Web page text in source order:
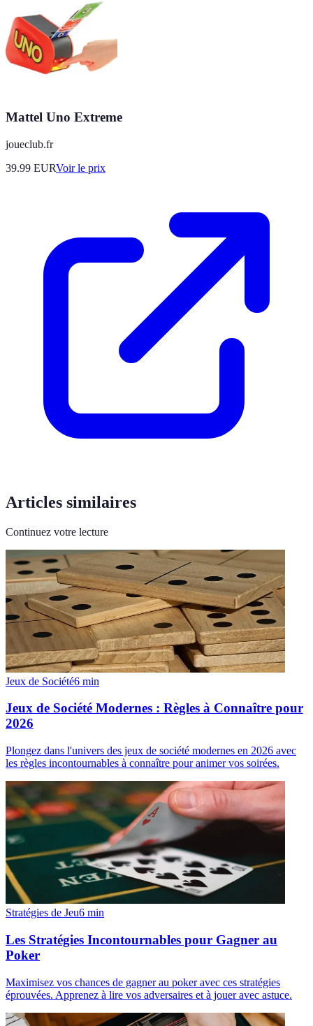
Mattel Uno Extreme
joueclub.fr
39.99 EURVoir le prix
Articles similaires
Continuez votre lecture
Jeux de Société6 min
Jeux de Société Modernes : Règles à Connaître pour
2026
Plongez dans l'univers des jeux de société modernes en 2026 avec
les règles incontournables à connaître pour animer vos soirées.
Stratégies de Jeu6 min
Les Stratégies Incontournables pour Gagner au
Poker
Maximisez vos chances de gagner au poker avec ces stratégies
éprouvées. Apprenez à lire vos adversaires et à jouer avec astuce.